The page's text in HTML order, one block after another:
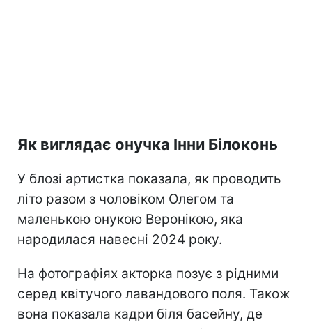
Як виглядає онучка Інни Білоконь
У блозі артистка показала, як проводить
літо разом з чоловіком Олегом та
маленькою онукою Веронікою, яка
народилася навесні 2024 року.
На фотографіях акторка позує з рідними
серед квітучого лавандового поля. Також
вона показала кадри біля басейну, де